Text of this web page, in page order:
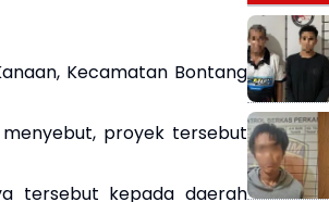
Kecamatan Bontang
menyebut, proyek tersebut
tersebut kepada daerah